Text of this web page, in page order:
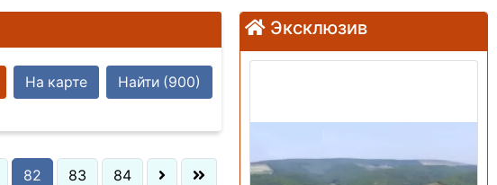
Найти (900)
На карте
82 83 84
Эксклюзив